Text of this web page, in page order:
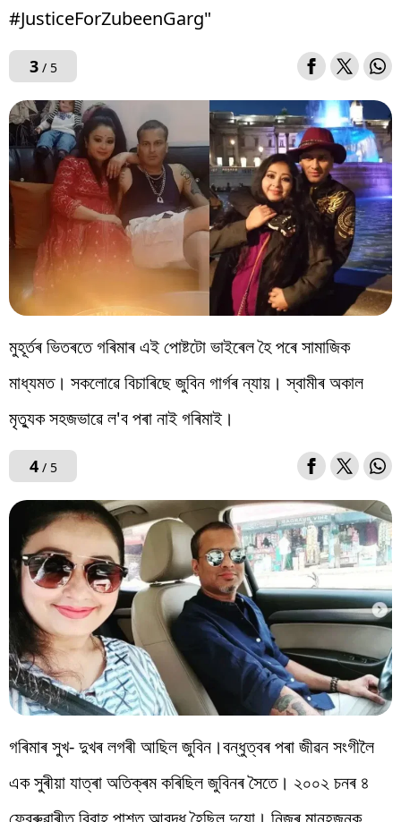
#JusticeForZubeenGarg"
3/ 5
মুহূৰ্তৰ ভিতৰতে গৰিমাৰ এই পোষ্টটো ভাইৰেল হৈ পৰে সামাজিক
মাধ্যমত। সকলোৱে বিচাৰিছে জুবিন গাৰ্গৰ ন্যায়। স্বামীৰ অকাল
মৃত্যুক সহজভাৱে ল'ব পৰা নাই গৰিমাই।
4/ 5
গৰিমাৰ সুখ- দুখৰ লগৰী আছিল জুবিন।বন্ধুত্বৰ পৰা জীৱন সংগীলৈ
এক সুৰীয়া যাত্ৰা অতিক্ৰম কৰিছিল জুবিনৰ সৈতে। ২০০২ চনৰ ৪